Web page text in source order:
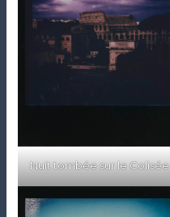
Nuit tombée sur le Colisée